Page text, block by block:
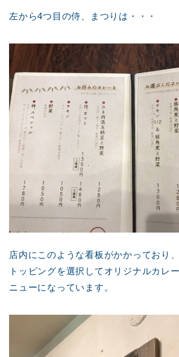
左から4つ目の侍、まつりは・・・
店内にこのような看板がかかっており
トッピングを選択してオリジナルカレ
ニューになっています。